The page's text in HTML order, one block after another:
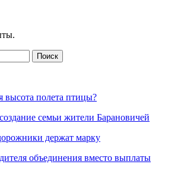
высота полета птицы?
семьи жители Барановичей
держат марку
объединения вместо выплаты